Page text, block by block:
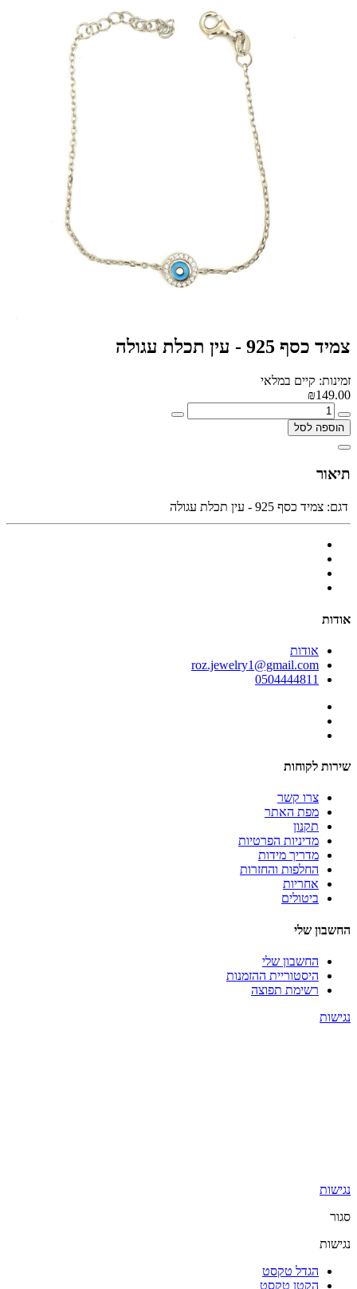
צמיד כסף 925 - עין תכלת עגולה
זמינות: קיים במלאי
₪149.00
הוספה לסל
תיאור
דגם: צמיד כסף 925 - עין תכלת עגולה
אודות
אודות
roz.jewelry1@gmail.com
0504444811
שירות לקוחות
צרו קשר
מפת האתר
תקנון
מדיניות הפרטיות
מדריך מידות
החלפות והחזרות
אחריות
ביטולים
החשבון שלי
החשבון שלי
היסטוריית ההזמנות
רשימת תפוצה
נגישות
נגישות
סגור
נגישות
הגדל טקסט
הקטן טקסט